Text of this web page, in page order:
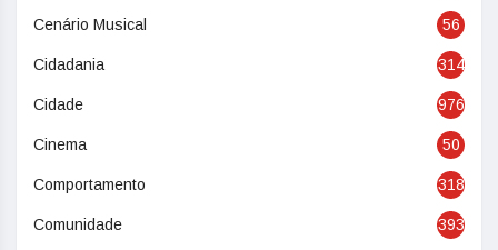
Cenário Musical 56
Cidadania 314
Cidade 976
Cinema 50
Comportamento 318
Comunidade 393